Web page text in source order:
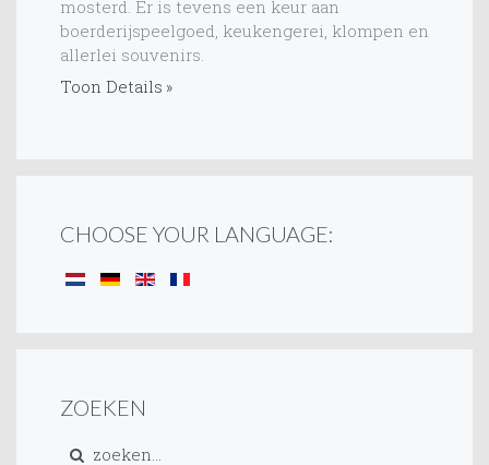
mosterd. Er is tevens een keur aan
boerderijspeelgoed, keukengerei, klompen en
allerlei souvenirs.
Toon Details
CHOOSE YOUR LANGUAGE:
ZOEKEN